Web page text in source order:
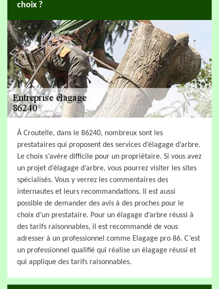
choix ?
À Croutelle, dans le 86240, nombreux sont les
prestataires qui proposent des services d’élagage d’arbre.
Le choix s’avère difficile pour un propriétaire. Si vous avez
un projet d’élagage d’arbre, vous pourrez visiter les sites
spécialisés. Vous y verrez les commentaires des
internautes et leurs recommandations. Il est aussi
possible de demander des avis à des proches pour le
choix d’un prestataire. Pour un élagage d’arbre réussi à
des tarifs raisonnables, il est recommandé de vous
adresser à un professionnel comme Elagage pro 86. C’est
un professionnel qualifié qui réalise un élagage réussi et
qui applique des tarifs raisonnables.